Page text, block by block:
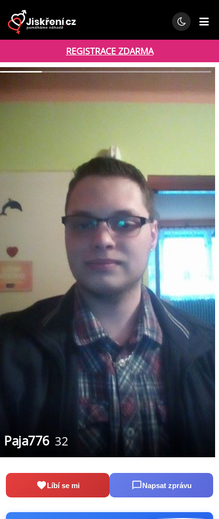
REGISTRACE ZDARMA
Paja776 32
Líbí se mi Napsat zprávu